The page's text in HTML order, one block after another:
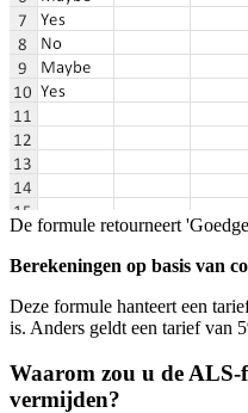
De formule retourneert
Berekeningen op basis van
Deze formule hanteert een
is. Anders geldt een tarief van
Waarom zou u de
vermijden?